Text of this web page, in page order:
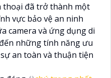
thoại đã trở thành một
vực bảo vệ an ninh
camera và ứng dụng di
những tính năng ưu
sự an toàn và thuận tiện